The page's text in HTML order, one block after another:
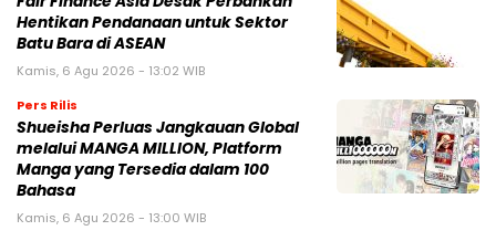
Hentikan Pendanaan untuk Sektor
Batu Bara di ASEAN
Kamis, 6 Agu 2026 - 13:02 WIB
Pers Rilis
Shueisha Perluas Jangkauan Global
melalui MANGA MILLION, Platform
Manga yang Tersedia dalam 100
Bahasa
Kamis, 6 Agu 2026 - 13:00 WIB